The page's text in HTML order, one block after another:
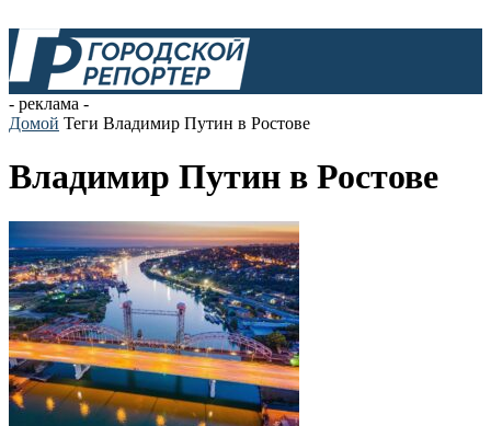
- реклама -
Домой Теги Владимир Путин в Ростове
Владимир Путин в Ростове